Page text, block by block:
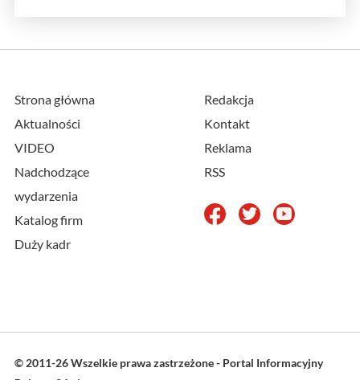
Strona główna
Aktualności
VIDEO
Nadchodzące
wydarzenia
Katalog firm
Duży kadr
Redakcja
Kontakt
Reklama
RSS
© 2011-26 Wszelkie prawa zastrzeżone - Portal Informacyjny